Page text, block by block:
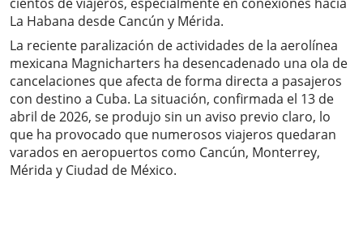
La Habana desde Cancún y Mérida.
La reciente paralización de actividades de la aerolínea
mexicana Magnicharters ha desencadenado una ola de
cancelaciones que afecta de forma directa a pasajeros
con destino a Cuba. La situación, confirmada el 13 de
abril de 2026, se produjo sin un aviso previo claro, lo
que ha provocado que numerosos viajeros quedaran
varados en aeropuertos como Cancún, Monterrey,
Mérida y Ciudad de México.